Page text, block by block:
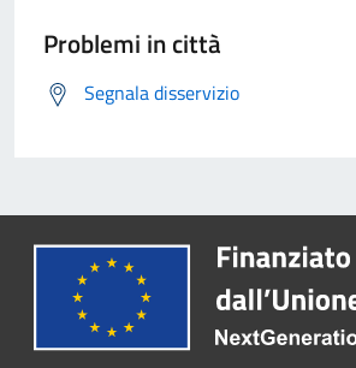
Problemi in città
Segnala disservizio